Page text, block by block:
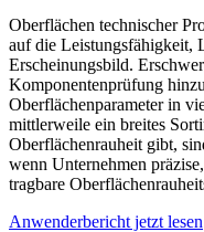
Oberflächen technischer
auf die Leistungsfähigkeit,
Erscheinungsbild.
Komponentenprüfung
Oberflächenparameter in
mittlerweile ein breites
Oberflächenrauheit gibt,
wenn Unternehmen
tragbare
Anwenderbericht jetzt lesen